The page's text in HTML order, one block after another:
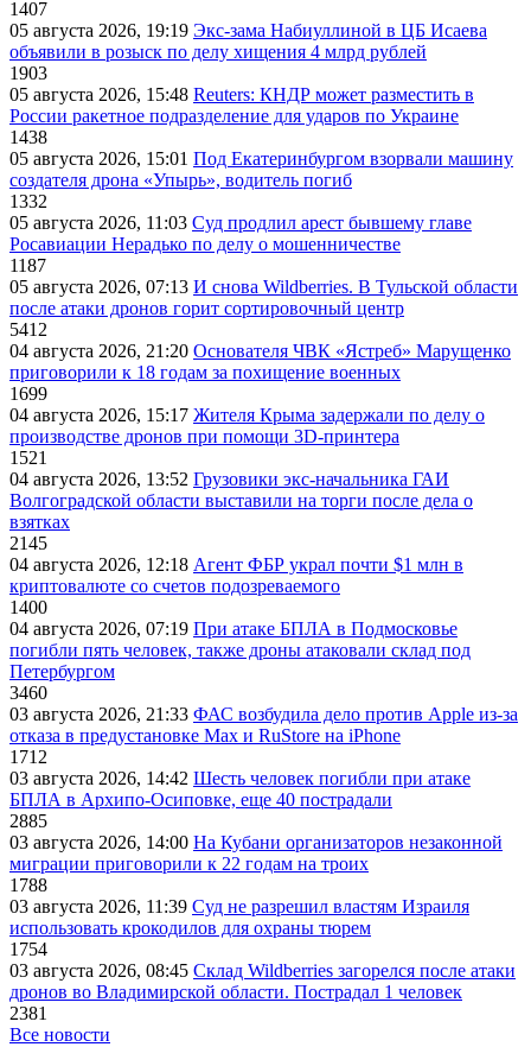
1407
05 августа 2026, 19:19 Экс-зама Набиуллиной в ЦБ Исаева
объявили в розыск по делу хищения 4 млрд рублей
1903
05 августа 2026, 15:48 Reuters: КНДР может разместить в
России ракетное подразделение для ударов по Украине
1438
05 августа 2026, 15:01 Под Екатеринбургом взорвали машину
создателя дрона «Упырь», водитель погиб
1332
05 августа 2026, 11:03 Суд продлил арест бывшему главе
Росавиации Нерадько по делу о мошенничестве
1187
05 августа 2026, 07:13 И снова Wildberries. В Тульской области
после атаки дронов горит сортировочный центр
5412
04 августа 2026, 21:20 Основателя ЧВК «Ястреб» Марущенко
приговорили к 18 годам за похищение военных
1699
04 августа 2026, 15:17 Жителя Крыма задержали по делу о
производстве дронов при помощи 3D‑принтера
1521
04 августа 2026, 13:52 Грузовики экс-начальника ГАИ
Волгоградской области выставили на торги после дела о
взятках
2145
04 августа 2026, 12:18 Агент ФБР украл почти $1 млн в
криптовалюте со счетов подозреваемого
1400
04 августа 2026, 07:19 При атаке БПЛА в Подмосковье
погибли пять человек, также дроны атаковали склад под
Петербургом
3460
03 августа 2026, 21:33 ФАС возбудила дело против Apple из-за
отказа в предустановке Max и RuStore на iPhone
1712
03 августа 2026, 14:42 Шесть человек погибли при атаке
БПЛА в Архипо-Осиповке, еще 40 пострадали
2885
03 августа 2026, 14:00 На Кубани организаторов незаконной
миграции приговорили к 22 годам на троих
1788
03 августа 2026, 11:39 Суд не разрешил властям Израиля
использовать крокодилов для охраны тюрем
1754
03 августа 2026, 08:45 Склад Wildberries загорелся после атаки
дронов во Владимирской области. Пострадал 1 человек
2381
Все новости